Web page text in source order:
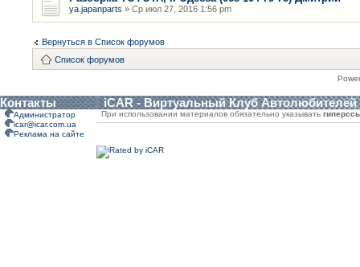
ya.japanparts » Ср июл 27, 2016 1:56 pm
Вернуться в Список форумов
Список форумов
Контакты iCAR - Виртуальный Клуб Автолюбителей
Администратор
icar@icar.com.ua
Реклама на сайте
При использовании материалов обязательно указывать